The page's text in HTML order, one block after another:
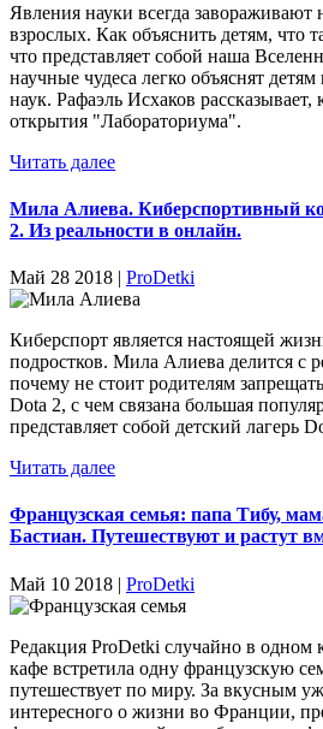
Явления науки всегда завораживают
взрослых. Как объяснить детям, что
что представляет собой наша
научные чудеса легко объяснят
наук. Рафаэль Исхаков рассказывает,
открытия "Лабораториума".
Читать далее
Мила Алиева. Киберспортивный
2. Из реальности в онлайн.
Май 28 2018 | ProDetki
Киберспорт является настоящей
подростков. Мила Алиева делится с
почему не стоит родителям
Dota 2, с чем связана большая
представляет собой детский лагерь
Читать далее
Французская семья: папа Тибу,
Бастиан. Путешествуют и растут
Май 10 2018 | ProDetki
Редакция ProDetki случайно в одном
кафе встретила одну французскую
путешествует по миру. За вкусным
интересного о жизни во Франции,